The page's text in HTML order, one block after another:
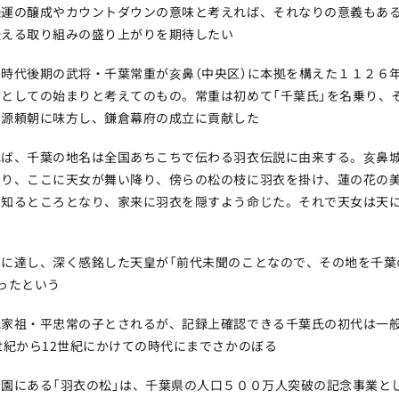
の醸成やカウントダウンの意味と考えれば、それなりの意義もあ
る取り組みの盛り上がりを期待したい
代後期の武将・千葉常重が亥鼻（中央区）に本拠を構えた１１２６
しての始まりと考えてのもの。常重は初めて「千葉氏」を名乗り
頼朝に味方し、鎌倉幕府の成立に貢献した
、千葉の地名は全国あちこちで伝わる羽衣伝説に由来する。亥鼻城
、ここに天女が舞い降り、傍らの松の枝に羽衣を掛け、蓮の花の
るところとなり、家来に羽衣を隠すよう命じた。それで天女は天
達し、深く感銘した天皇が「前代未聞のことなので、その地を千
たという
祖・平忠常の子とされるが、記録上確認できる千葉氏の初代は一
から12世紀にかけての時代にまでさかのぼる
にある「羽衣の松」は、千葉県の人口５００万人突破の記念事業と